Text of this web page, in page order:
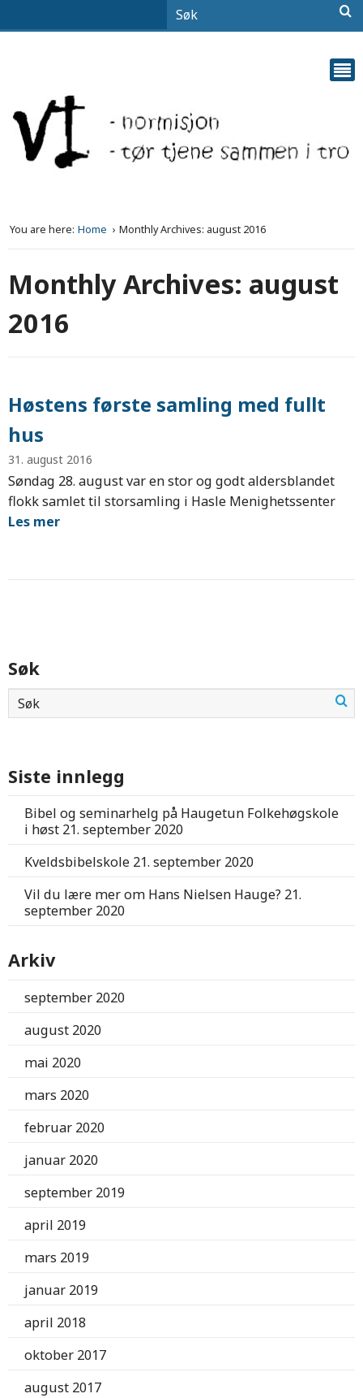
You are here: Home Monthly Archives: august 2016
Monthly Archives: august
2016
Høstens første samling med fullt
hus
31. august 2016
Søndag 28. august var en stor og godt aldersblandet
flokk samlet til storsamling i Hasle Menighetssenter
Les mer
Søk
Siste innlegg
Bibel og seminarhelg på Haugetun Folkehøgskole
i høst 21. september 2020
Kveldsbibelskole 21. september 2020
Vil du lære mer om Hans Nielsen Hauge? 21.
september 2020
Arkiv
september 2020
august 2020
mai 2020
mars 2020
februar 2020
januar 2020
september 2019
april 2019
mars 2019
januar 2019
april 2018
oktober 2017
august 2017